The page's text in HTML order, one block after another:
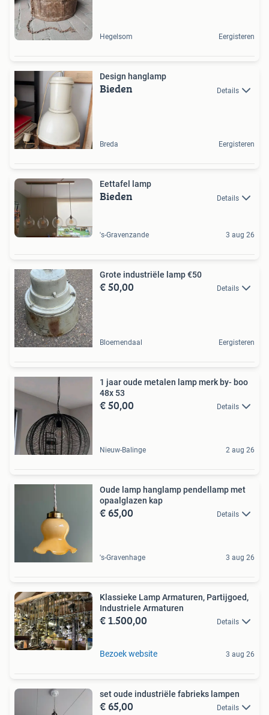
Hegelsom Eergisteren
Design hanglamp
Bieden Details
Breda Eergisteren
Eettafel lamp
Bieden Details
's-Gravenzande 3 aug 26
Grote industriële lamp €50
€ 50,00 Details
Bloemendaal Eergisteren
1 jaar oude metalen lamp merk by- boo
48x 53
€ 50,00 Details
Nieuw-Balinge 2 aug 26
Oude lamp hanglamp pendellamp met
opaalglazen kap
€ 65,00 Details
's-Gravenhage 3 aug 26
Klassieke Lamp Armaturen, Partijgoed,
Industriele Armaturen
€ 1.500,00 Details
Bezoek website 3 aug 26
set oude industriële fabrieks lampen
€ 65,00 Details